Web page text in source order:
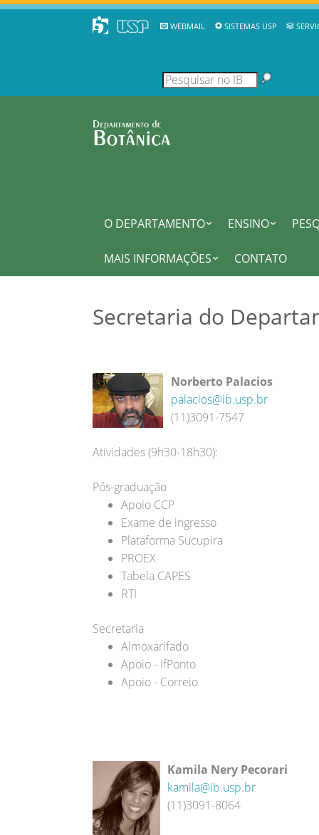
WEBMAIL SISTEMAS USP
O DEPARTAMENTO ENSINO
MAIS INFORMAÇÕES CONTATO
Secretaria do
Norberto Palacios
palacios@ib.usp.br
(11)3091-7547
Atividades (9h30-18h30):
Pós-graduação
Apoio CCP
Exame de ingresso
Plataforma Sucupira
PROEX
Tabela CAPES
RTI
Secretaria
Almoxarifado
Apoio - IfPonto
Apoio - Correio
Kamila Nery Pecorari
kamila@ib.usp.br
(11)3091-8064